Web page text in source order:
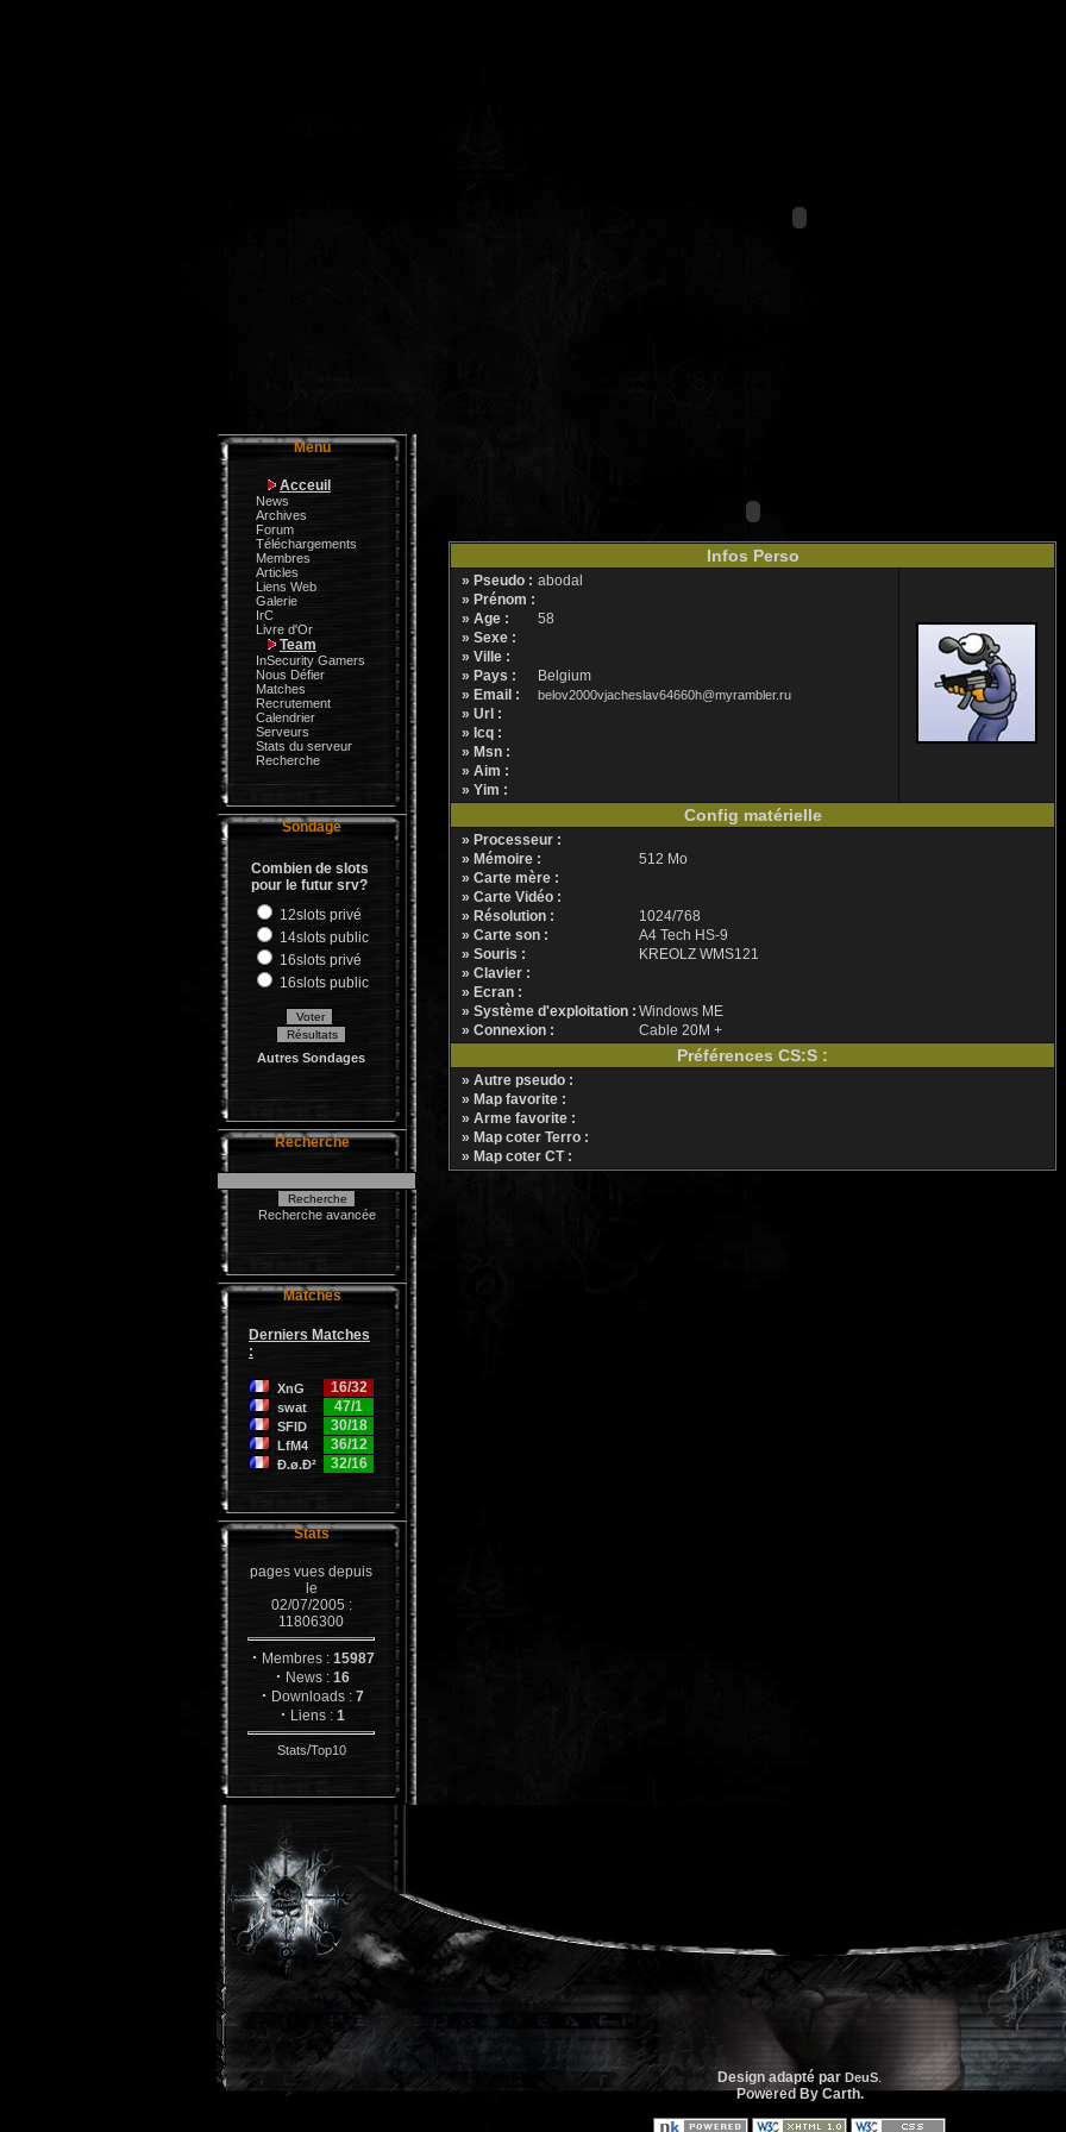
Menu
Acceuil
News
Archives
Forum
Téléchargements
Membres
Articles
Liens Web
Galerie
IrC
Livre d'Or
Team
InSecurity Gamers
Nous Défier
Matches
Recrutement
Calendrier
Serveurs
Stats du serveur
Recherche
Sondage
Combien de slots
pour le futur srv?
12slots privé
14slots public
16slots privé
16slots public
Autres Sondages
Recherche
Recherche avancée
Matches
Derniers Matches
:
XnG 16/32
swat 47/1
SFID 30/18
LfM4 36/12
Ð.ø.Ð² 32/16
Stats
pages vues depuis
le
02/07/2005 :
11806300
· Membres : 15987
· News : 16
· Downloads : 7
· Liens : 1
Stats/Top10
Infos Perso
» Pseudo : abodal
» Prénom :
» Age :
58
» Sexe :
» Ville :
» Pays :
Belgium
» Email :
belov2000vjacheslav64660h@myrambler.ru
» Url :
» Icq :
» Msn :
» Aim :
» Yim :
Config matérielle
» Processeur :
» Mémoire :
512 Mo
» Carte mère :
» Carte Vidéo :
» Résolution :
1024/768
» Carte son :
A4 Tech HS-9
» Souris :
KREOLZ WMS121
» Clavier :
» Ecran :
» Système d'exploitation : Windows ME
» Connexion :
Cable 20M +
Préférences CS:S :
» Autre pseudo :
» Map favorite :
» Arme favorite :
» Map coter Terro :
» Map coter CT :
Design adapté par DeuS.
Powered By Carth.